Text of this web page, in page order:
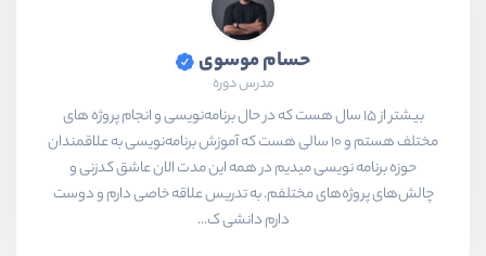
حسام موسوی
مدرس دوره
بیشتر از ۱۵ سال هست که در حال برنامه‌نویسی و انجام پروژه های
مختلف هستم و ۱۰ سالی هست که آموزش برنامه‌نویسی به علاقمندان
حوزه برنامه نویسی میدیم در همه این مدت الان عاشق کدزنی و
چالش‌های پروژه‌های مختلفم. به تدریس علاقه خاصی دارم و دوست
دارم دانشی ک...